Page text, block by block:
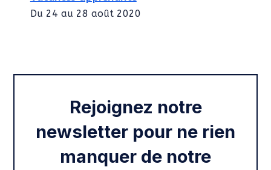
Du 24 au 28 août 2020
Rejoignez notre
newsletter pour ne rien
manquer de notre